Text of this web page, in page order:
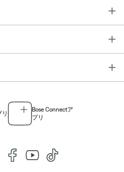
Bose Connectア
プリ